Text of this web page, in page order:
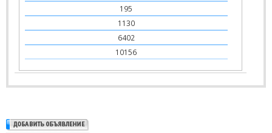
195
1130
6402
10156